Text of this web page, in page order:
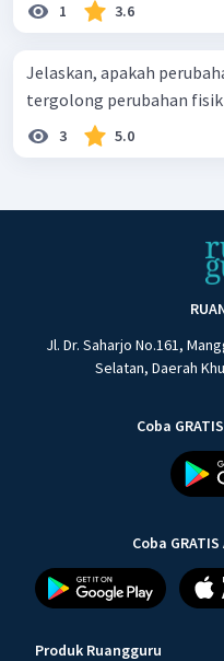
1 3.6
Jelaskan, apakah
tergolong perubahan
3 5.0
Jl. Dr. Saharjo No.161,
Selatan, Daerah
Coba
Coba
Produk Ruangguru